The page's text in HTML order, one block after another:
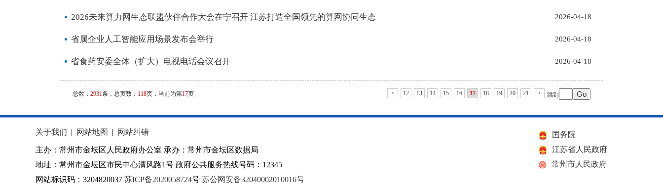
2026未来算力网生态联盟伙伴合作大会在宁召开 江苏打造全国领先的算网协同生态 2026-04-18
省属企业人工智能应用场景发布会举行 2026-04-18
省食药安委全体（扩大）电视电话会议召开 2026-04-18
总数： 2931条，总页数： 118页，当前为第17页 < 12 13 14 15 16 17 18 19 20 21 > 跳到
关于我们 | 网站地图 | 网站纠错
主办：常州市金坛区人民政府办公室 承办：常州市金坛区数据局
地址：常州市金坛区市民中心清风路1号 政府公共服务热线号码：12345
网站标识码：3204820037 苏ICP备2020058724号 苏公网安备32040002010016号
国务院
江苏省人民政府
常州市人民政府